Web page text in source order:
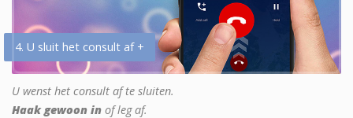
4. U sluit het consult af +
U wenst het consult af te sluiten.
Haak gewoon in of leg af.